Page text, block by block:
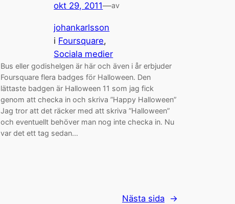
okt 29, 2011—av
johankarlsson
i Foursquare
Sociala medier
Bus eller godishelgen är här och även i år erbjuder
Foursquare flera badges för Halloween. Den
lättaste badgen är Halloween 11 som jag fick
genom att checka in och skriva ”Happy Halloween”
Jag tror att det räcker med att skriva ”Halloween”
och eventuellt behöver man nog inte checka in. Nu
var det ett tag sedan…
Nästa sida →